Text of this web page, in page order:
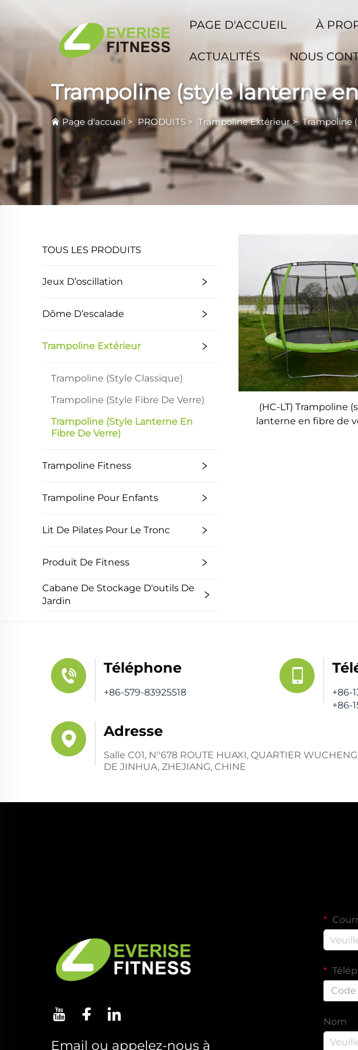
PAGE D'ACCUEIL À
ACTUALITÉS NOUS
Trampoline (style lanterne
Page d'accueil > PRODUITS > Trampoline Extérieur>Trampoline
TOUS LES PRODUITS
Jeux D’oscillation
Dôme D’escalade
Trampoline Extérieur
Trampoline (Style Classique)
Trampoline (Style Fibre De Verre)
Trampoline (Style Lanterne En
Fibre De Verre)
Trampoline Fitness
Trampoline Pour Enfants
Lit De Pilates Pour Le Tronc
Produit De Fitness
Cabane De Stockage D'outils De
Jardin
(HC-LT) Trampoline
lanterne en fibre de
Téléphone
+86-579-83925518
+86-
+86-
Adresse
Salle C01, N°678 ROUTE HUAXI, QUARTIER
DE JINHUA, ZHEJIANG, CHINE
Email ou appelez-nous à
Code
Nom